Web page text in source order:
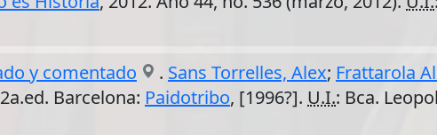
y comentado
. Sans Torrelles, Alex; Frattarola
Barcelona: Paidotribo, [1996?]. U.I.: Bca.